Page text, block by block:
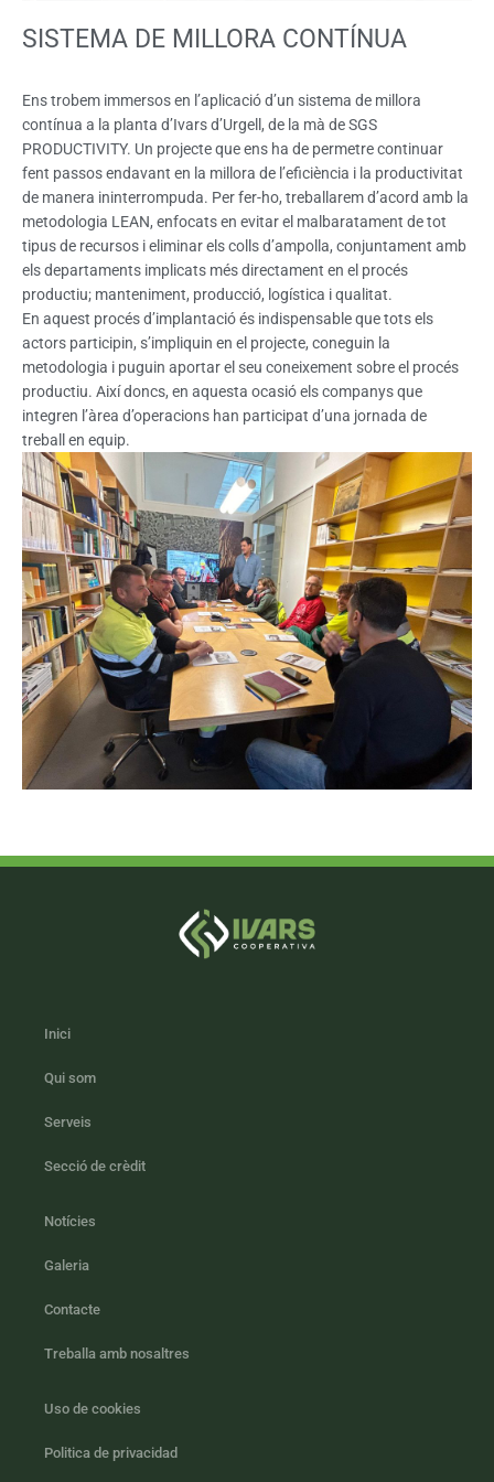
SISTEMA DE MILLORA CONTÍNUA
Ens trobem immersos en l’aplicació d’un sistema de millora
contínua a la planta d’Ivars d’Urgell, de la mà de SGS
PRODUCTIVITY. Un projecte que ens ha de permetre continuar
fent passos endavant en la millora de l’eficiència i la productivitat
de manera ininterrompuda. Per fer-ho, treballarem d’acord amb la
metodologia LEAN, enfocats en evitar el malbaratament de tot
tipus de recursos i eliminar els colls d’ampolla, conjuntament amb
els departaments implicats més directament en el procés
productiu; manteniment, producció, logística i qualitat.
En aquest procés d’implantació és indispensable que tots els
actors participin, s’impliquin en el projecte, coneguin la
metodologia i puguin aportar el seu coneixement sobre el procés
productiu. Així doncs, en aquesta ocasió els companys que
integren l’àrea d’operacions han participat d’una jornada de
treball en equip.
Inici
Qui som
Serveis
Secció de crèdit
Notícies
Galeria
Contacte
Treballa amb nosaltres
Uso de cookies
Politica de privacidad